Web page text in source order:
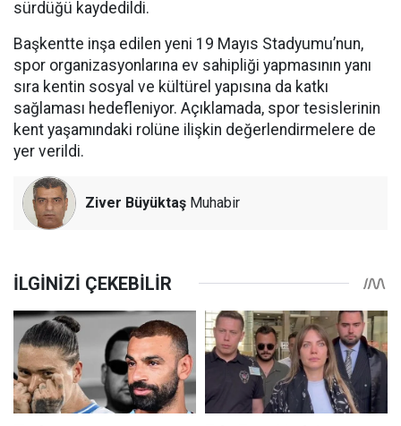
sürdüğü kaydedildi.
Başkentte inşa edilen yeni 19 Mayıs Stadyumu’nun,
spor organizasyonlarına ev sahipliği yapmasının yanı
sıra kentin sosyal ve kültürel yapısına da katkı
sağlaması hedefleniyor. Açıklamada, spor tesislerinin
kent yaşamındaki rolüne ilişkin değerlendirmelere de
yer verildi.
Ziver Büyüktaş Muhabir